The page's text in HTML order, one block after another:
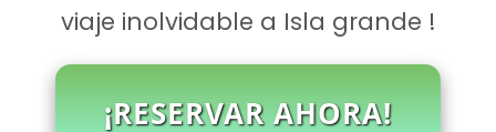
viaje inolvidable a Isla grande !
¡RESERVAR AHORA!